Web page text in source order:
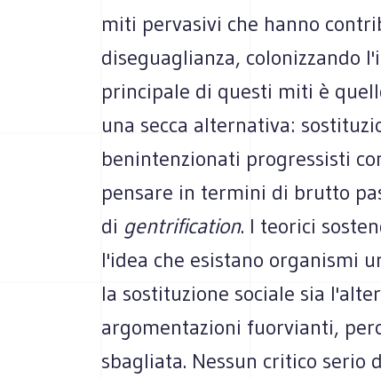
miti pervasivi che hanno
diseguaglianza, colonizzando
principale di questi miti è
una secca alternativa:
benintenzionati progressisti
pensare in termini di brutto
di gentrification. I teorici
l'idea che esistano organismi
la sostituzione sociale sia
argomentazioni fuorvianti,
sbagliata. Nessun critico serio